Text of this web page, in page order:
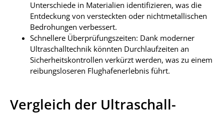
Unterschiede in Materialien identifizieren, was die
Entdeckung von versteckten oder nichtmetallischen
Bedrohungen verbessert.
Schnellere Überprüfungszeiten: Dank moderner
Ultraschalltechnik könnten Durchlaufzeiten an
Sicherheitskontrollen verkürzt werden, was zu einem
reibungsloseren Flughafenerlebnis führt.
Vergleich der Ultraschall-